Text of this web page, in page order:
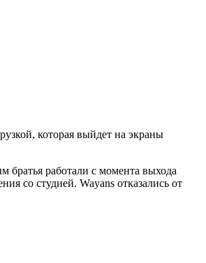
которая выйдет на экраны
братья работали с момента выхода
со студией. Wayans отказались от